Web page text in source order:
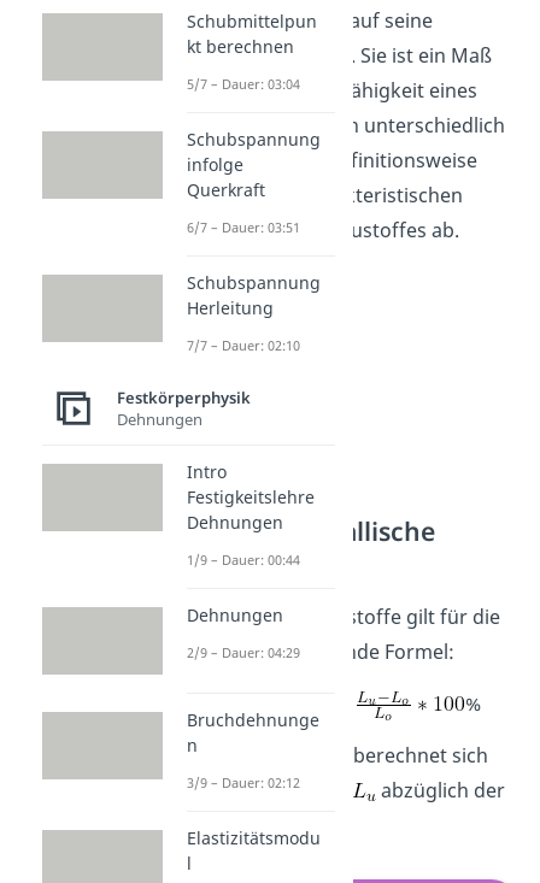
dem Bruch, bezogen auf seine
Anfangslänge, angibt. Sie ist ein Maß
für die Verformungsfähigkeit eines
Werkstoffes und kann unterschiedlich
definiert sein. Die Definitionsweise
hängt von den charakteristischen
Eigenschaften des Baustoffes ab.
Formel für metallische
Werkstoffe
Für metallische Werkstoffe gilt für die
Bruchdehnung folgende Formel:
%
Die Längenänderung berechnet sich
aus der neuen Länge
abzüglich der
Anfangslänge
Schubmittelpun
kt berechnen
5/7 – Dauer: 03:04
Schubspannung
infolge
Querkraft
6/7 – Dauer: 03:51
Schubspannung
Herleitung
7/7 – Dauer: 02:10
Festkörperphysik
Dehnungen
Intro
Festigkeitslehre
Dehnungen
1/9 – Dauer: 00:44
Dehnungen
2/9 – Dauer: 04:29
Bruchdehnunge
n
3/9 – Dauer: 02:12
Elastizitätsmodu
l